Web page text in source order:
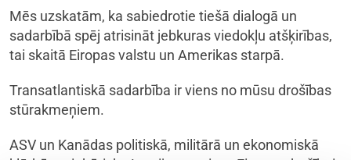
Mēs uzskatām, ka sabiedrotie tiešā dialogā un
sadarbībā spēj atrisināt jebkuras viedokļu atšķirības,
tai skaitā Eiropas valstu un Amerikas starpā.
Transatlantiskā sadarbība ir viens no mūsu drošības
stūrakmeņiem.
ASV un Kanādas politiskā, militārā un ekonomiskā